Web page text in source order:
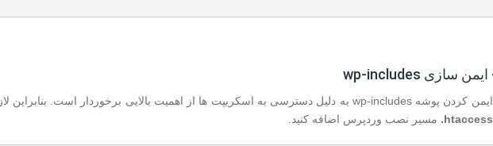
ایمن کردن پوشه wp-includes به دلیل دسترسی به اسکریپت ها از اهمیت بالایی برخوردار است. بنابراین لازم است کد زیر را به آخر فایل
htaccess.
مسیر نصب وردپرس اضافه کنید.